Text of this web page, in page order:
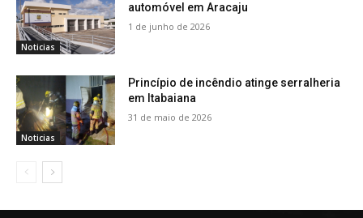
Noticias
automóvel em Aracaju
1 de junho de 2026
Noticias
Princípio de incêndio atinge serralheria
em Itabaiana
31 de maio de 2026